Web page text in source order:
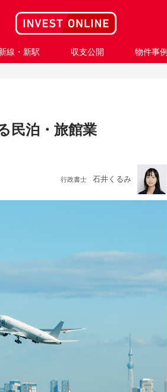
線・新駅 収支公開 物件事例
民泊・旅館業
行政書士 石井くるみ